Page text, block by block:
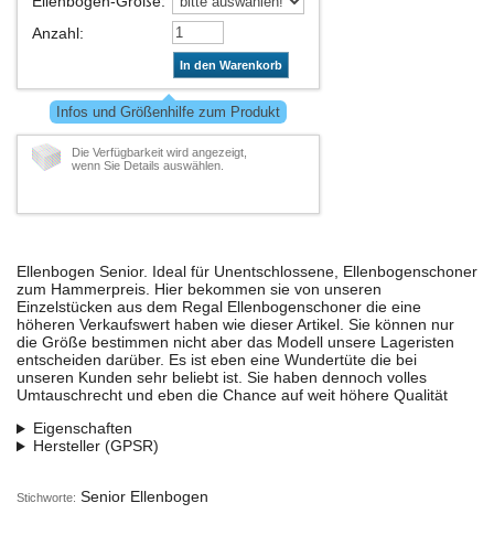
Anzahl:
In den Warenkorb
Infos und Größenhilfe zum Produkt
Die Verfügbarkeit wird angezeigt,
wenn Sie Details auswählen.
Ellenbogen Senior. Ideal für Unentschlossene, Ellenbogenschoner
zum Hammerpreis. Hier bekommen sie von unseren
Einzelstücken aus dem Regal Ellenbogenschoner die eine
höheren Verkaufswert haben wie dieser Artikel. Sie können nur
die Größe bestimmen nicht aber das Modell unsere Lageristen
entscheiden darüber. Es ist eben eine Wundertüte die bei
unseren Kunden sehr beliebt ist. Sie haben dennoch volles
Umtauschrecht und eben die Chance auf weit höhere Qualität
Eigenschaften
Hersteller (GPSR)
Stichworte: Senior Ellenbogen